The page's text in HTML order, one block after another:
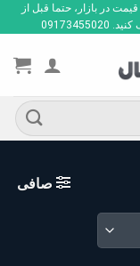
در بازار، حتما قبل از
صافی